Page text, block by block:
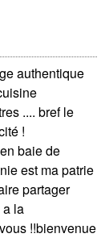
authentique
.... bref le
!
baie de
est ma patrie
partager
a la
!!bienvenue